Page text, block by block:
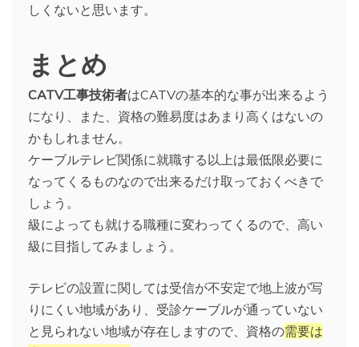
しくないと思います。
まとめ
CATV工事技術者はCATVの基本的な事が出来るよう
になり、また、資格の難易度はあまり高くはないの
かもしれません。
ケーブルテレビ関係に就職する以上は最低限必要に
なってくるものなので出来るだけ取っておくべきで
しょう。
級によっても就ける職種に変わってくるので、高い
級に目指してみましょう。
テレビの設置に関しては受信が不安定で地上波が写
りにくい地域があり、受診ケーブルが通っていない
と見られない地域が存在しますので、資格の需要は